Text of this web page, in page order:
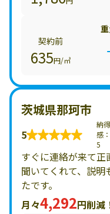
契約前
635円/㎥
茨城県那珂市
5
納得
感：
5
すぐに連絡が来て
聞いてくれて、説明
たです。
月々4,292円削減